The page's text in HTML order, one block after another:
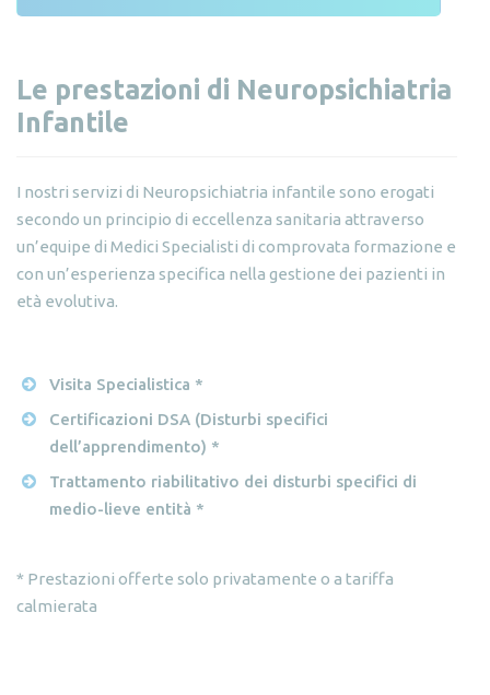
Le prestazioni di Neuropsichiatria
Infantile
I nostri servizi di Neuropsichiatria infantile sono erogati
secondo un principio di eccellenza sanitaria attraverso
un’equipe di Medici Specialisti di comprovata formazione e
con un’esperienza specifica nella gestione dei pazienti in
età evolutiva.
Visita Specialistica *
Certificazioni DSA (Disturbi specifici
dell’apprendimento) *
Trattamento riabilitativo dei disturbi specifici di
medio-lieve entità *
* Prestazioni offerte solo privatamente o a tariffa
calmierata